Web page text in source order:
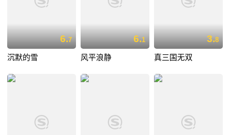
6.7
沉默的雪
6.1
风平浪静
3.8
真三国无双